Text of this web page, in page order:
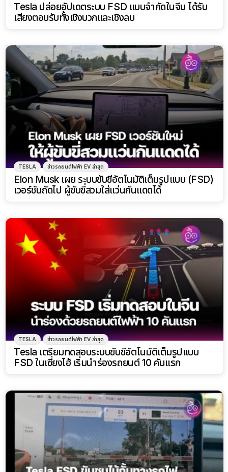
Tesla ปล่อยอัปเดตระบบ FSD แบบจำกัดในจีน ได้รับ
เสียงตอบรับทั้งเชิงบวกและเชิงลบ
TESLA ข่าวรถยนต์ไฟฟ้า EV ล่าสุด
Elon Musk เผย ระบบขับขี่อัตโนมัติเต็มรูปแบบ (FSD)
เวอร์ชันถัดไป ผู้ขับขี่สวมใส่แว่นกันแดดได้
TESLA ข่าวรถยนต์ไฟฟ้า EV ล่าสุด
Tesla เตรียมทดสอบระบบขับขี่อัตโนมัติเต็มรูปแบบ
FSD ในเซี่ยงไฮ้ เริ่มนำร่องรถยนต์ 10 คันแรก